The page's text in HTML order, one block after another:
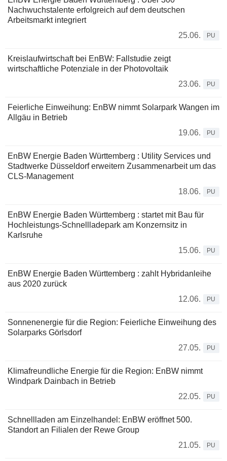
Nachwuchstalente erfolgreich auf dem deutschen
Arbeitsmarkt integriert
25.06.
PU
Kreislaufwirtschaft bei EnBW: Fallstudie zeigt
wirtschaftliche Potenziale in der Photovoltaik
23.06.
PU
Feierliche Einweihung: EnBW nimmt Solarpark Wangen im
Allgäu in Betrieb
19.06.
PU
EnBW Energie Baden Württemberg : Utility Services und
Stadtwerke Düsseldorf erweitern Zusammenarbeit um das
CLS-Management
18.06.
PU
EnBW Energie Baden Württemberg : startet mit Bau für
Hochleistungs-Schnellladepark am Konzernsitz in
Karlsruhe
15.06.
PU
EnBW Energie Baden Württemberg : zahlt Hybridanleihe
aus 2020 zurück
12.06.
PU
Sonnenenergie für die Region: Feierliche Einweihung des
Solarparks Görlsdorf
27.05.
PU
Klimafreundliche Energie für die Region: EnBW nimmt
Windpark Dainbach in Betrieb
22.05.
PU
Schnellladen am Einzelhandel: EnBW eröffnet 500.
Standort an Filialen der Rewe Group
21.05.
PU